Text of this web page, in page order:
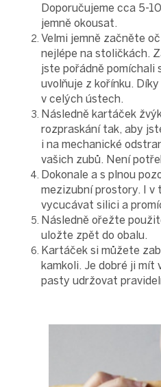
Doporučujeme cca 5-
jemně okousat.
Velmi jemně začněte
nejlépe na stoličkách.
jste pořádně pomíchali
uvolňuje z kořínku.
v celých ústech.
Následně kartáček
rozpraskání tak, aby
i na mechanické
vašich zubů. Není
Dokonale a s plnou
mezizubní prostory. I
vycucávat silici a
Následně ořežte
uložte zpět do obalu.
Kartáček si můžete
kamkoli. Je dobré ji mít
pasty udržovat